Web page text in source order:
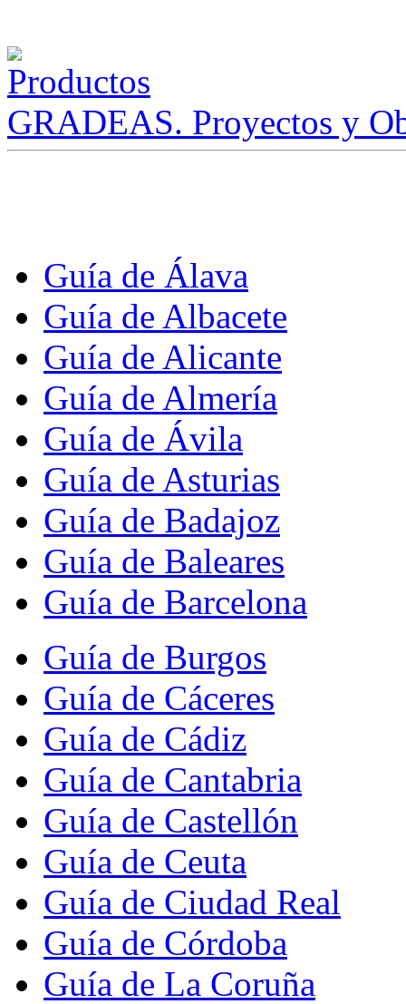
GRADEAS. Proyectos y
Guía de Álava
Guía de Albacete
Guía de Alicante
Guía de Almería
Guía de Ávila
Guía de Asturias
Guía de Badajoz
Guía de Baleares
Guía de Barcelona
Guía de Burgos
Guía de Cáceres
Guía de Cádiz
Guía de Cantabria
Guía de Castellón
Guía de Ceuta
Guía de Ciudad Real
Guía de Córdoba
Guía de La Coruña